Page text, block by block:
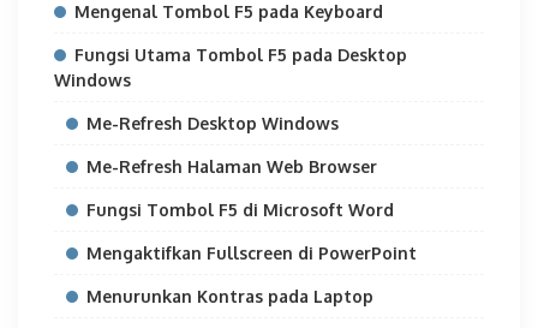
Mengenal Tombol F5 pada Keyboard
Fungsi Utama Tombol F5 pada Desktop
Windows
Me-Refresh Desktop Windows
Me-Refresh Halaman Web Browser
Fungsi Tombol F5 di Microsoft Word
Mengaktifkan Fullscreen di PowerPoint
Menurunkan Kontras pada Laptop